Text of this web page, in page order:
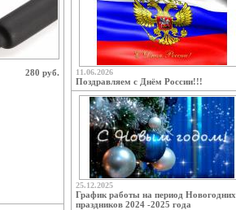
11.06.2026
Поздравляем с Днём России!!!
25.12.2025
График работы на период Новогодних
праздников 2024 -2025 года
280 руб.